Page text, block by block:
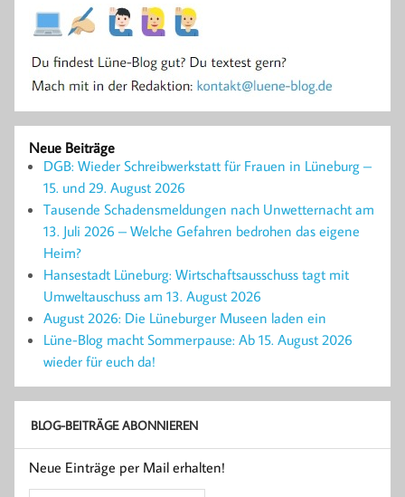
Neue Beiträge
DGB: Wieder Schreibwerkstatt für Frauen in Lüneburg –
15. und 29. August 2026
Tausende Schadensmeldungen nach Unwetternacht am
13. Juli 2026 – Welche Gefahren bedrohen das eigene
Heim?
Hansestadt Lüneburg: Wirtschaftsausschuss tagt mit
Umweltauschuss am 13. August 2026
August 2026: Die Lüneburger Museen laden ein
Lüne-Blog macht Sommerpause: Ab 15. August 2026
wieder für euch da!
BLOG-BEITRÄGE ABONNIEREN
Neue Einträge per Mail erhalten!